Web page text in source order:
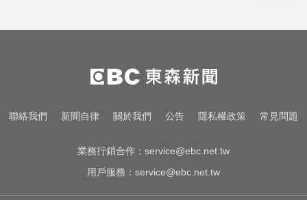
透明、標準一致
機車紅燈熄火「牽車」也會被罰？
法院判決揭密
北市沒放颱風整備假！ 蔣：氣象署
聯絡我們 新聞自律 關於我們 公告 隱私權政策 常見問題
業務行銷合作： service@ebc.net.tw
用戶服務： service@ebc.net.tw